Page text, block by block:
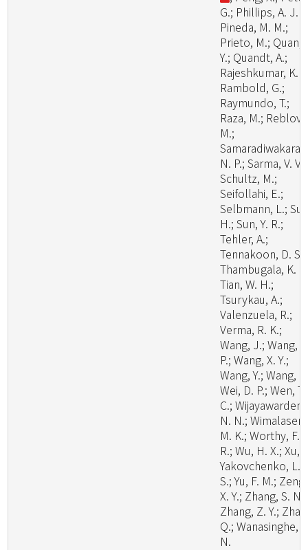
G.; Phillips, A. J.
Pineda, M. M.;
Prieto, M.; Quan,
Y.; Quandt, A.;
Rajeshkumar, K.
Rambold, G.;
Raymundo, T.;
Raza, M.;
M.;
Samaradiwakara,
N. P.; Sarma, V. V.;
Schultz, M.;
Seifollahi, E.;
Selbmann, L.; Su,
H.; Sun, Y. R.;
Tehler, A.;
Tennakoon, D. S.;
Thambugala, K.
Tian, W. H.;
Tsurykau, A.;
Valenzuela, R.;
Verma, R. K.;
Wang, J.; Wang,
P.; Wang, X. Y.;
Wang, Y.; Wang,
Wei, D. P.; Wen, T.
C.;
N. N.;
M. K.; Worthy, F.
R.; Wu, H. X.; Xu,
Yakovchenko, L.
S.; Yu, F. M.; Zeng,
X. Y.; Zhang, S. N.;
Zhang, Z. Y.;
Q.; Wanasinghe,
N.